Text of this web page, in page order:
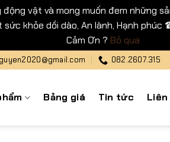
vật và mong muốn đem những
khỏe dồi dào, An lành, Hạnh phúc
Cảm Ơn ? Bỏ qua
082.2607.315
Bảng giá Tin tức Liên